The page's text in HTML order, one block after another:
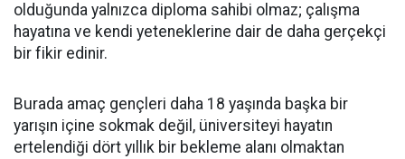
olduğunda yalnızca diploma sahibi olmaz; çalışma
hayatına ve kendi yeteneklerine dair de daha gerçekçi
bir fikir edinir.
Burada amaç gençleri daha 18 yaşında başka bir
yarışın içine sokmak değil, üniversiteyi hayatın
ertelendiği dört yıllık bir bekleme alanı olmaktan